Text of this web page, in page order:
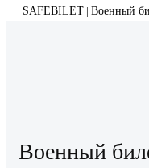
SAFEBILET Военный
Военный